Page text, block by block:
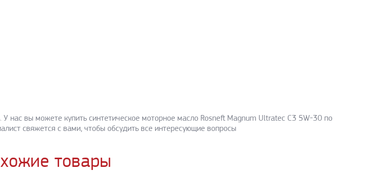
нас вы можете купить синтетическое моторное масло Rosneft Magnum Ultratec C3 5W-30 по
свяжется с вами, чтобы обсудить все интересующие вопросы
товары